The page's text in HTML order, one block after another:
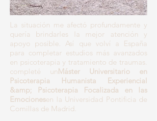
La situación me afectó profundamente y
quería brindarles la mejor atención y
apoyo posible. Así que volví a España
para completar estudios más avanzados
en psicoterapia y tratamiento de traumas.
completé unMáster Universitario en
Psicoterapia Humanista Experiencial
&amp; Psicoterapia Focalizada en las
Emocionesen la Universidad Pontificia de
Comillas de Madrid.